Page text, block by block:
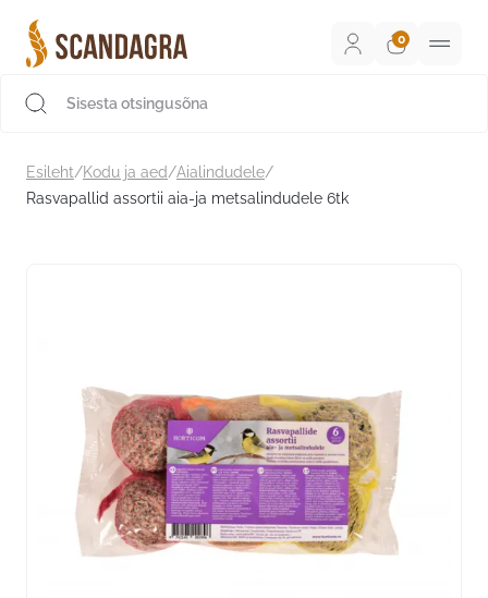
sisu
juurde
Esileht/Kodu ja aed/Aialindudele/
Rasvapallid assortii aia-ja metsalindudele 6tk